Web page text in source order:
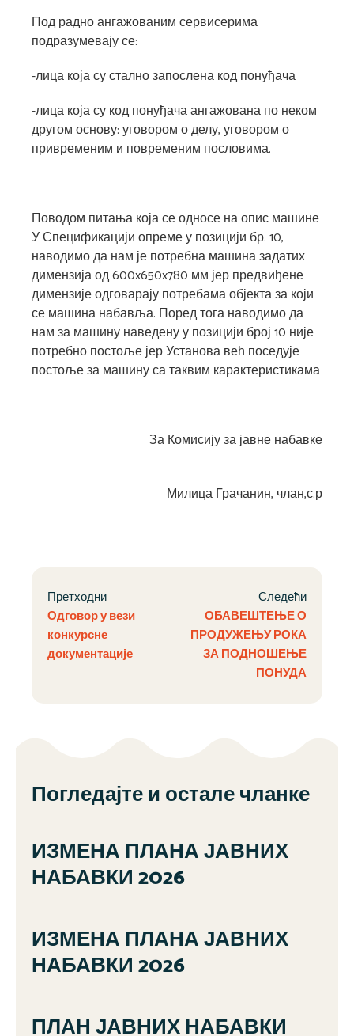
Под радно ангажованим сервисерима
подразумевају се:
-лица која су стално запослена код понуђача
-лица која су код понуђача ангажована по неком
другом основу: уговором о делу, уговором о
привременим и повременим пословима.
Поводом питања која се односе на опис машине
У Спецификацији опреме у позицији бр. 10,
наводимо да нам је потребна машина задатих
димензија од 600x650x780 мм јер предвиђене
димензије одговарају потребама објекта за који
се машина набавља. Поред тога наводимо да
нам за машину наведену у позицији број 10 није
потребно постоље јер Установа већ поседује
постоље за машину са таквим карактеристикама
За Комисију за јавне набавке
Милица Грачанин, члан,с.р
Претходни
Одговор у вези
конкурсне
документације
Следећи
ОБАВЕШТЕЊЕ О
ПРОДУЖЕЊУ РОКА
ЗА ПОДНОШЕЊЕ
ПОНУДА
Погледајте и остале чланке
ИЗМЕНА ПЛАНА ЈАВНИХ
НАБАВКИ 2026
ИЗМЕНА ПЛАНА ЈАВНИХ
НАБАВКИ 2026
ПЛАН ЈАВНИХ НАБАВКИ